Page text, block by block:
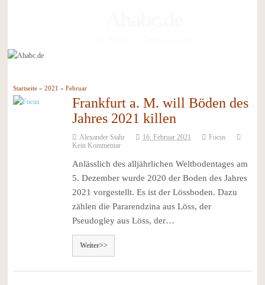
Startseite» 2021 » Februar
Frankfurt a. M. will Böden des
Jahres 2021 killen
Alexander Stahr 16. Februar 2021
Focus
Kein Kommentar
Anlässlich des alljährlichen Weltbodentages am
5. Dezember wurde 2020 der Boden des Jahres
2021 vorgestellt. Es ist der Lössboden. Dazu
zählen die Pararendzina aus Löss, der
Pseudogley aus Löss, der…
Weiter>>